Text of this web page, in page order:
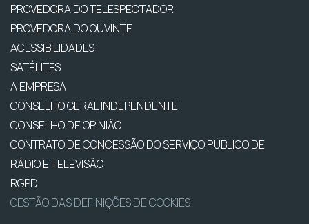
PROVEDORA DO TELESPECTADOR
PROVEDORA DO OUVINTE
ACESSIBILIDADES
SATÉLITES
A EMPRESA
CONSELHO GERAL INDEPENDENTE
CONSELHO DE OPINIÃO
CONTRATO DE CONCESSÃO DO SERVIÇO PÚBLICO DE
RÁDIO E TELEVISÃO
RGPD
GESTÃO DAS DEFINIÇÕES DE COOKIES